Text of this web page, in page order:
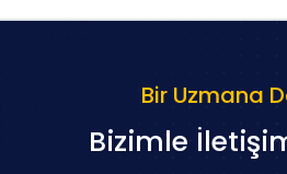
Bir Uzmana
Bizimle